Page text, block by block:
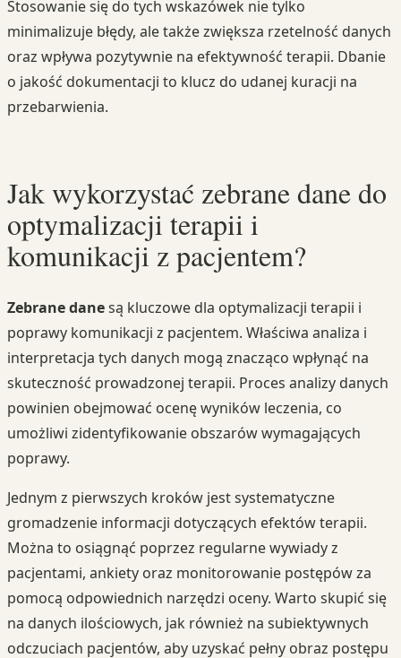
Stosowanie się do tych wskazówek nie tylko
minimalizuje błędy, ale także zwiększa rzetelność danych
oraz wpływa pozytywnie na efektywność terapii. Dbanie
o jakość dokumentacji to klucz do udanej kuracji na
przebarwienia.
Jak wykorzystać zebrane dane do
optymalizacji terapii i
komunikacji z pacjentem?
Zebrane danesą kluczowe dla optymalizacji terapii i
poprawy komunikacji z pacjentem. Właściwa analiza i
interpretacja tych danych mogą znacząco wpłynąć na
skuteczność prowadzonej terapii. Proces analizy danych
powinien obejmować ocenę wyników leczenia, co
umożliwi zidentyfikowanie obszarów wymagających
poprawy.
Jednym z pierwszych kroków jest systematyczne
gromadzenie informacji dotyczących efektów terapii.
Można to osiągnąć poprzez regularne wywiady z
pacjentami, ankiety oraz monitorowanie postępów za
pomocą odpowiednich narzędzi oceny. Warto skupić się
na danych ilościowych, jak również na subiektywnych
odczuciach pacjentów, aby uzyskać pełny obraz postępu